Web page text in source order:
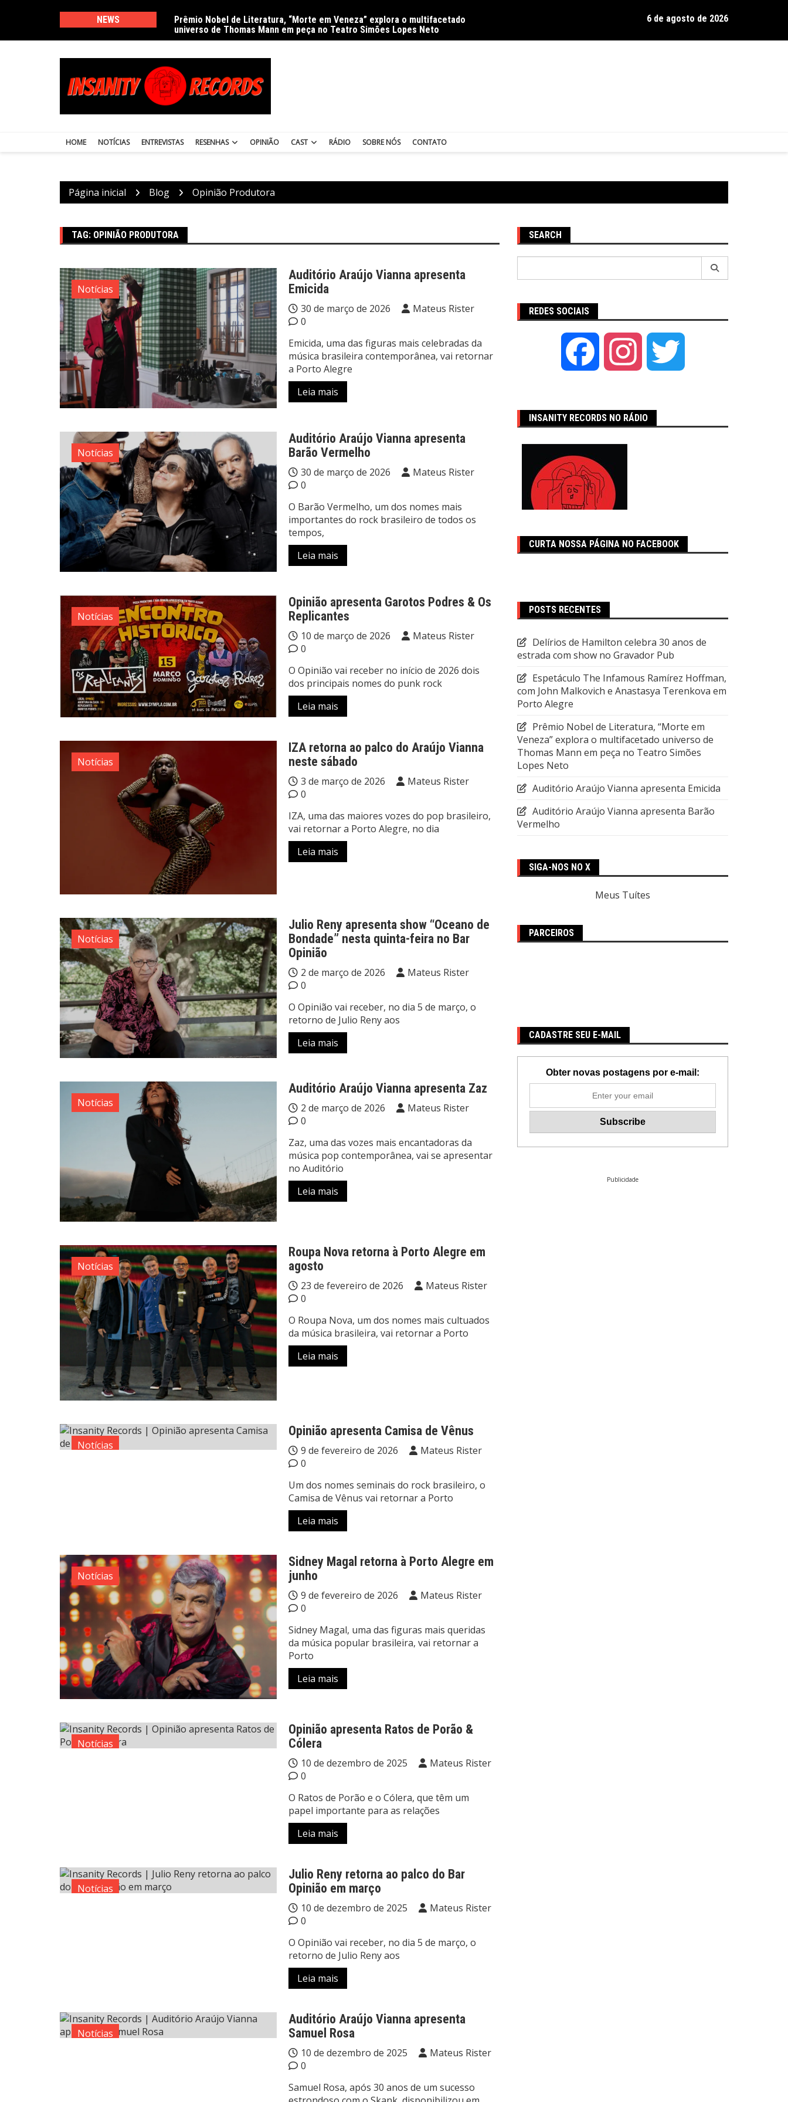
conteúdo
NEWS
Prêmio Nobel de Literatura, “Morte em Veneza” explora o multifacetado
universo de Thomas Mann em peça no Teatro Simões Lopes Neto
Delírios de Hamilton celebra 30 anos de estrada com show no Gravador
6 de agosto de 2026
HOME NOTÍCIAS ENTREVISTAS RESENHAS OPINIÃO CAST RÁDIO SOBRE NÓS CONTATO
Página inicial Blog Opinião Produtora
TAG: OPINIÃO PRODUTORA
Notícias
Auditório Araújo Vianna apresenta
Emicida
30 de março de 2026
Mateus Rister
0
Emicida, uma das figuras mais celebradas da
música brasileira contemporânea, vai retornar
a Porto Alegre
Leia mais
Notícias
Auditório Araújo Vianna apresenta
Barão Vermelho
30 de março de 2026
Mateus Rister
0
O Barão Vermelho, um dos nomes mais
importantes do rock brasileiro de todos os
tempos,
Leia mais
Notícias
Opinião apresenta Garotos Podres & Os
Replicantes
10 de março de 2026
Mateus Rister
0
O Opinião vai receber no início de 2026 dois
dos principais nomes do punk rock
Leia mais
Notícias
IZA retorna ao palco do Araújo Vianna
neste sábado
3 de março de 2026
Mateus Rister
0
IZA, uma das maiores vozes do pop brasileiro,
vai retornar a Porto Alegre, no dia
Leia mais
Notícias
Julio Reny apresenta show “Oceano de
Bondade” nesta quinta-feira no Bar
Opinião
2 de março de 2026
Mateus Rister
0
O Opinião vai receber, no dia 5 de março, o
retorno de Julio Reny aos
Leia mais
Notícias
Auditório Araújo Vianna apresenta Zaz
2 de março de 2026
Mateus Rister
0
Zaz, uma das vozes mais encantadoras da
música pop contemporânea, vai se apresentar
no Auditório
Leia mais
Notícias
Roupa Nova retorna à Porto Alegre em
agosto
23 de fevereiro de 2026
Mateus Rister
0
O Roupa Nova, um dos nomes mais cultuados
da música brasileira, vai retornar a Porto
Leia mais
Notícias
Opinião apresenta Camisa de Vênus
9 de fevereiro de 2026
Mateus Rister
0
Um dos nomes seminais do rock brasileiro, o
Camisa de Vênus vai retornar a Porto
Leia mais
Notícias
Sidney Magal retorna à Porto Alegre em
junho
9 de fevereiro de 2026
Mateus Rister
0
Sidney Magal, uma das figuras mais queridas
da música popular brasileira, vai retornar a
Porto
Leia mais
Notícias
Opinião apresenta Ratos de Porão &
Cólera
10 de dezembro de 2025
Mateus Rister
0
O Ratos de Porão e o Cólera, que têm um
papel importante para as relações
Leia mais
Notícias
Julio Reny retorna ao palco do Bar
Opinião em março
10 de dezembro de 2025
Mateus Rister
0
O Opinião vai receber, no dia 5 de março, o
retorno de Julio Reny aos
Leia mais
Notícias
Auditório Araújo Vianna apresenta
Samuel Rosa
10 de dezembro de 2025
Mateus Rister
0
Samuel Rosa, após 30 anos de um sucesso
SEARCH
REDES SOCIAIS
Facebook Instagram
INSANITY RECORDS NO RÁDIO
CURTA NOSSA PÁGINA NO FACEBOOK
POSTS RECENTES
Delírios de Hamilton celebra 30 anos de
estrada com show no Gravador Pub
Espetáculo The Infamous Ramírez Hoffman,
com John Malkovich e Anastasya Terenkova em
Porto Alegre
Prêmio Nobel de Literatura, “Morte em
Veneza” explora o multifacetado universo de
Thomas Mann em peça no Teatro Simões
Lopes Neto
Auditório Araújo Vianna apresenta Emicida
Auditório Araújo Vianna apresenta Barão
Vermelho
SIGA-NOS NO X
Meus Tuítes
PARCEIROS
CADASTRE SEU E-MAIL
Obter novas postagens por e-mail:
Publicidade